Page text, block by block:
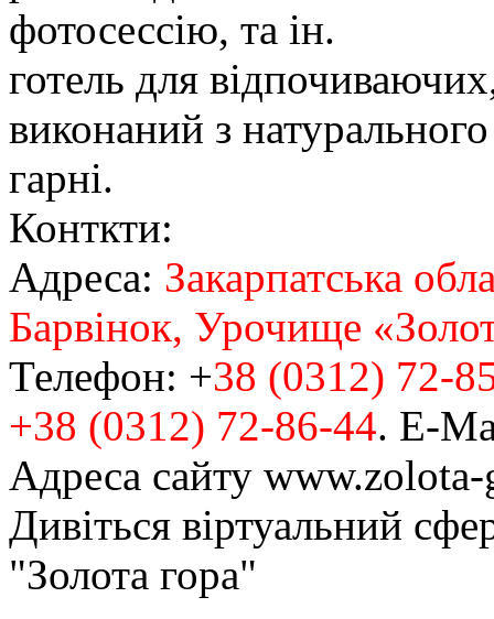
фотосессію, та ін.
готель для
виконаний з
гарні.
Конткти:
Адреса: Закарпатська
Барвінок, Урочище
Телефон: +38 (0312) 72-
+38 (0312) 72-86-44. Е-
Адреса сайту
Дивіться віртуальний
"Золота гора"